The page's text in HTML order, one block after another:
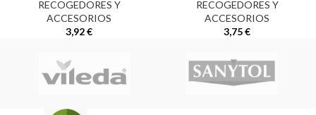
RECOGEDORES Y
ACCESORIOS
3,92€
RECOGEDORES Y
ACCESORIOS
3,75€